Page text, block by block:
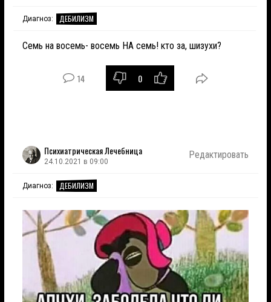
Диагноз: ДЕБИЛИЗМ
Семь на восемь- восемь НА семь! кто за, шизухи?
14 0
Психиатрическая Лечебница
24.10.2021 в 09:00
Редактировать
Диагноз: ДЕБИЛИЗМ